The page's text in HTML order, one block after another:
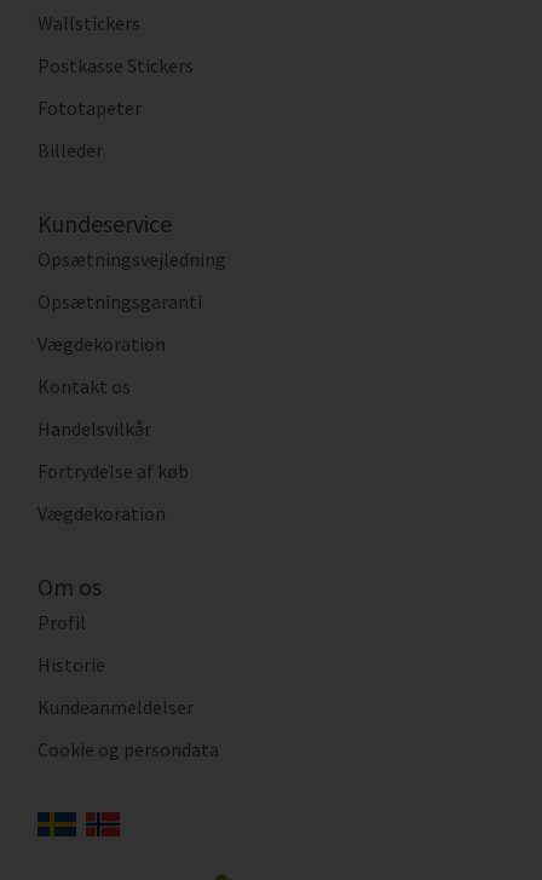
Wallstickers
Postkasse Stickers
Fototapeter
Billeder
Kundeservice
Opsætningsvejledning
Opsætningsgaranti
Vægdekoration
Kontakt os
Handelsvilkår
Fortrydelse af køb
Vægdekoration
Om os
Profil
Historie
Kundeanmeldelser
Cookie og persondata